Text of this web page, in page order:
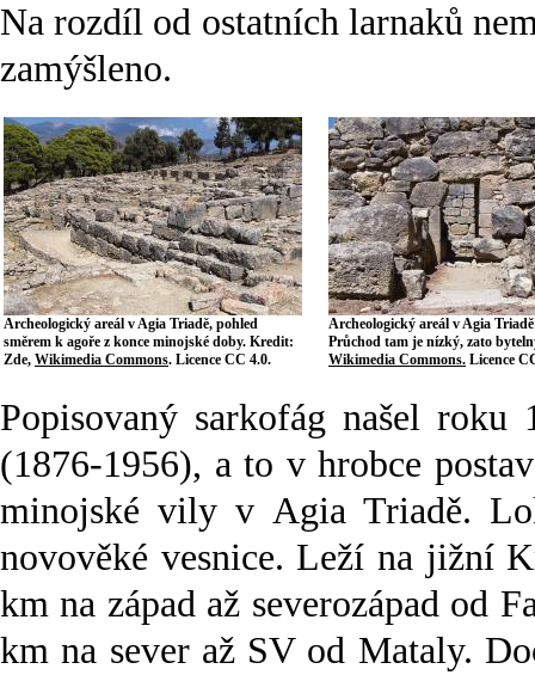
Na rozdíl od ostatních larnaků
zamýšleno.
Archeologický areál v Agia Triadě, pohled
směrem k agoře z konce minojské doby. Kredit:
Zde, Wikimedia Commons. Licence CC 4.0.
Archeologický areál v Agia
Průchod tam je nízký, zato
Wikimedia Commons. Licence
Popisovaný sarkofág našel
(1876-1956), a to v hrobce
minojské vily v Agia Triadě.
novověké vesnice. Leží na jižní
km na západ až severozápad od
km na sever až SV od Mataly.